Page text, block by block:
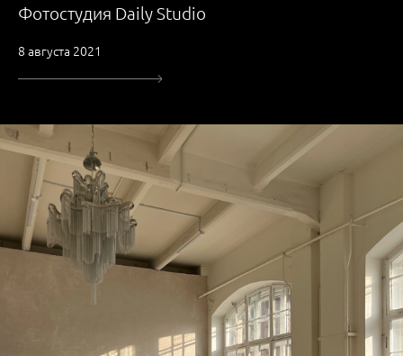
Фотостудия Daily Studio
8 августа 2021